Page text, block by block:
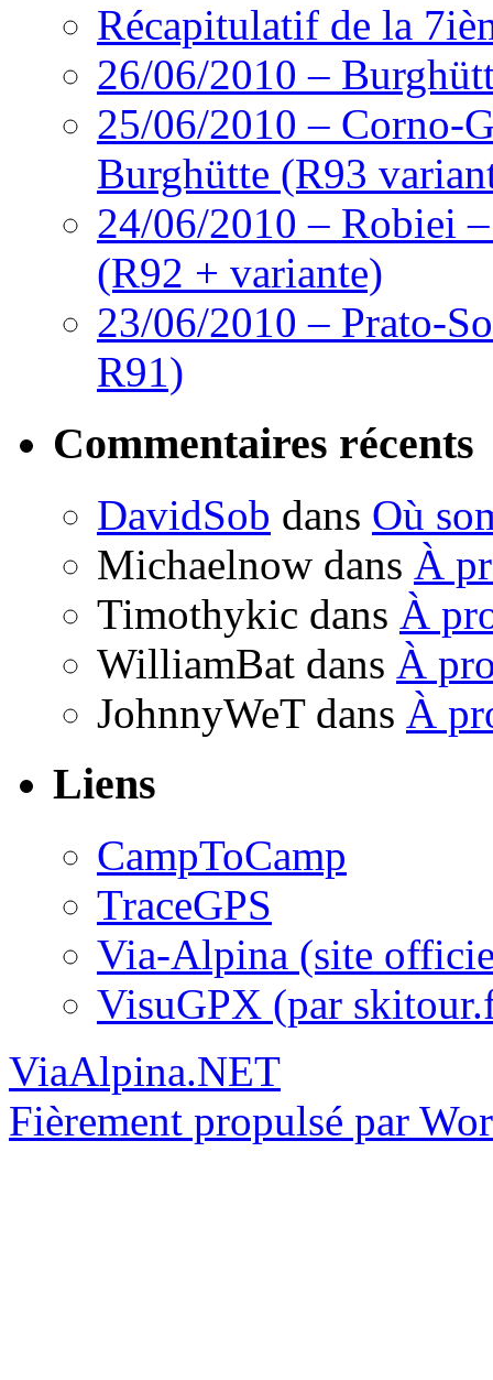
Récapitulatif de la
26/06/2010 –
25/06/2010 – Corno-
Burghütte (R93
24/06/2010 – Robiei
(R92 + variante)
23/06/2010 – Prato-
R91)
Commentaires récents
DavidSob dans Où
Michaelnow dans À
Timothykic dans À
WilliamBat dans À
JohnnyWeTdans À
Liens
CampToCamp
TraceGPS
Via-Alpina (site
VisuGPX (par
ViaAlpina.NET
Fièrement propulsé par